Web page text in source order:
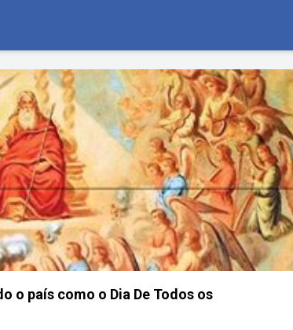
o país como o Dia De Todos os